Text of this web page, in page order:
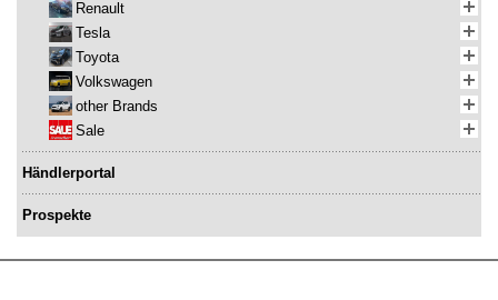
Renault
Tesla
Toyota
Volkswagen
other Brands
Sale
Händlerportal
Prospekte